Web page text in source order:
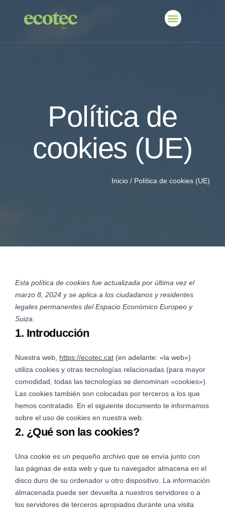
Política de
cookies (UE)
Inicio / Política de cookies (UE)
Esta política de cookies fue actualizada por última vez el
marzo 8, 2024 y se aplica a los ciudadanos y residentes
legales permanentes del Espacio Económico Europeo y
Suiza.
1. Introducción
Nuestra web, https://ecotec.cat (en adelante: «la web»)
utiliza cookies y otras tecnologías relacionadas (para mayor
comodidad, todas las tecnologías se denominan «cookies»).
Las cookies también son colocadas por terceros a los que
hemos contratado. En el siguiente documento te informamos
sobre el uso de cookies en nuestra web.
2. ¿Qué son las cookies?
Una cookie es un pequeño archivo que se envía junto con
las páginas de esta web y que tu navegador almacena en el
disco duro de su ordenador u otro dispositivo. La información
almacenada puede ser devuelta a nuestros servidores o a
los servidores de terceros apropiados durante una visita